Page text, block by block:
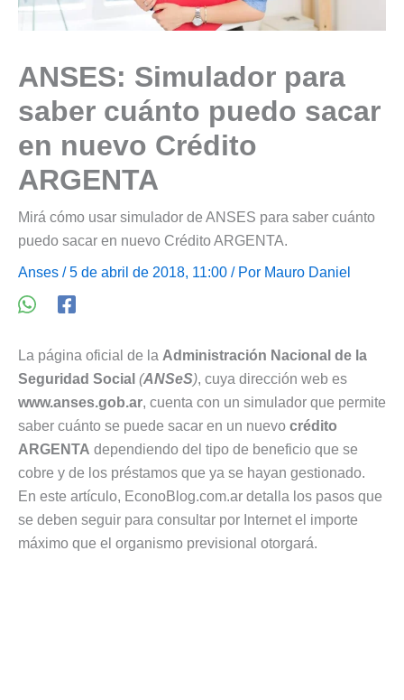
ANSES: Simulador para
saber cuánto puedo sacar
en nuevo Crédito
ARGENTA
Mirá cómo usar simulador de ANSES para saber cuánto
puedo sacar en nuevo Crédito ARGENTA.
Anses / 5 de abril de 2018, 11:00 / Por Mauro Daniel
La página oficial de la Administración Nacional de la
Seguridad Social (ANSeS), cuya dirección web es
www.anses.gob.ar, cuenta con un simulador que permite
saber cuánto se puede sacar en un nuevo crédito
ARGENTA dependiendo del tipo de beneficio que se
cobre y de los préstamos que ya se hayan gestionado.
En este artículo, EconoBlog.com.ar detalla los pasos que
se deben seguir para consultar por Internet el importe
máximo que el organismo previsional otorgará.